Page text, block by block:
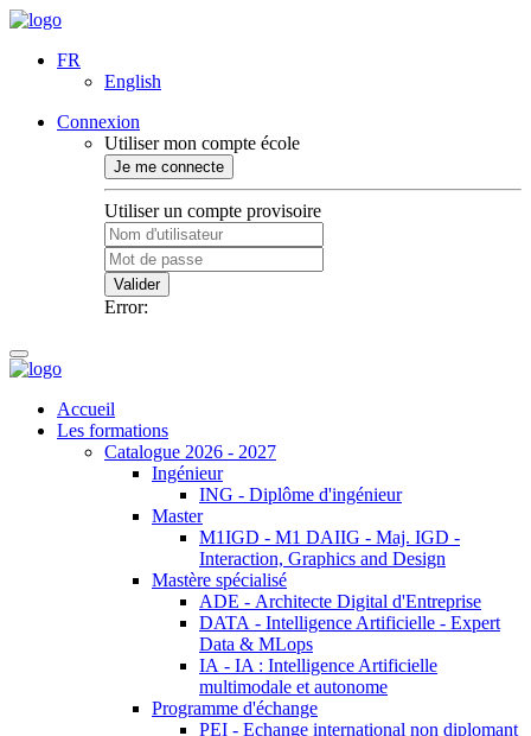
FR
English
Connexion
Utiliser mon compte école
Je me connecte
Utiliser un compte provisoire
Valider
Error:
Accueil
Les formations
Catalogue 2026 - 2027
Ingénieur
ING - Diplôme d'ingénieur
Master
M1IGD - M1 DAIIG - Maj. IGD -
Interaction, Graphics and Design
Mastère spécialisé
ADE - Architecte Digital d'Entreprise
DATA - Intelligence Artificielle - Expert
Data & MLops
IA - IA : Intelligence Artificielle
multimodale et autonome
Programme d'échange
PEI - Echange international non diplomant